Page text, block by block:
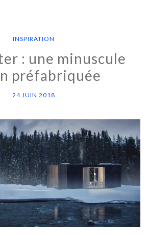
INSPIRATION
: une minuscule
préfabriquée
24 JUIN 2018